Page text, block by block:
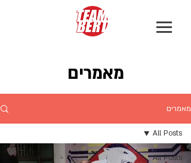
מאמרים
מאמרים
All Posts
All Posts